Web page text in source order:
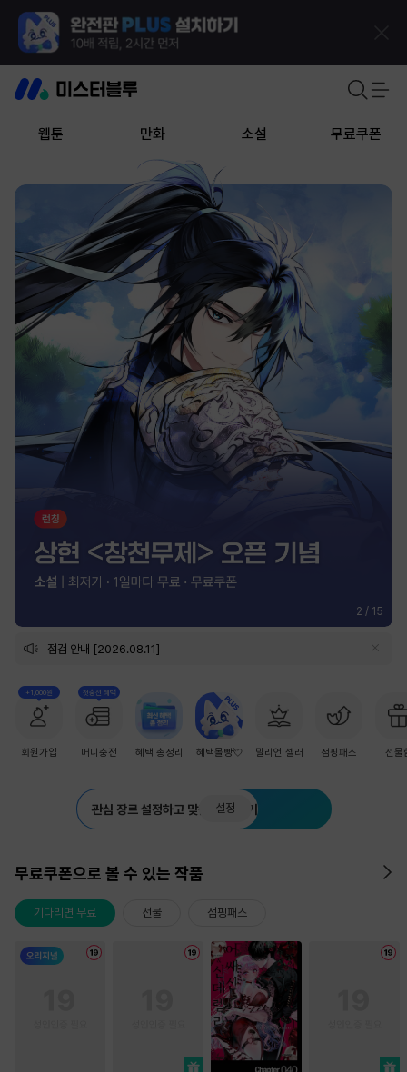
웹툰 만화 소설 무료쿠폰
2 / 15
점검 안내 [2026.08.11]
+1,000원
회원가입
첫충전 혜택
머니충전 혜택 총정리 혜택몰빵💘 밀리언 셀러 점핑패스 선물
관심 장르 설정하고 맞춤 추천 받기
설정
무료쿠폰으로 볼 수 있는 작품
기다리면 무료 선물 점핑패스